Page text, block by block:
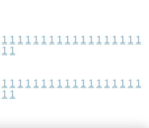
1 1 1 1 1 1 1 1 1 1 1 1 1 1 1 1 1 1
1 1
1 1 1 1 1 1 1 1 1 1 1 1 1 1 1 1 1 1
1 1